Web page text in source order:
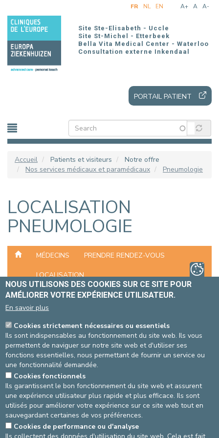
au
contenu
A+ A A-
FR NL EN
Site Ste-Elisabeth - Uccle
Site St-Michel - Etterbeek
Bella Vita Medical Center - Waterloo
Consultation externe Inkendaal
PORTAIL PATIENT
Accueil Patients et visiteurs
Notre offre
Nos services médicaux et paramédicaux
Pneumologie
LOCALISATION
PNEUMOLOGIE
MÉDECINS PRENDRE RENDEZ-VOUS
LOCALISATION
OÙ TROUVER LE SERVICE DE
PNEUMOLOGIE ?
SITE STE-ELISABETH SITE ST-MICHEL
À partir du hall d'entrée,
suivre la route 123.
suivre la ligne bleue.
NOUS UTILISONS DES COOKIES SUR CE SITE POUR
AMÉLIORER VOTRE EXPÉRIENCE UTILISATEUR.
En savoir plus
Cookies strictement nécessaires ou essentiels
Ils sont indispensables au fonctionnement du site web. Ils vous
permettent de naviguer sur notre site web et d'utiliser ses
fonctions essentielles, nous permettant de fournir un service ou
une fonctionnalité demandée.
Cookies fonctionnels
Ils garantissent le bon fonctionnement du site web et assurent
une expérience utilisateur plus rapide et plus efficace. Ils sont
utilisés pour améliorer votre expérience sur ce site web tout en
sauvegardant certaines de vos préférences.
Cookies de performance ou d'analyse